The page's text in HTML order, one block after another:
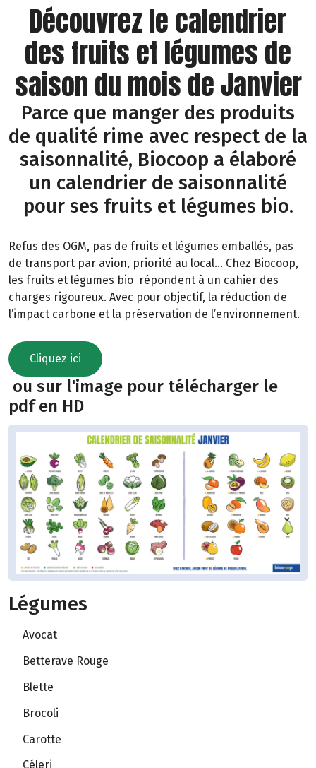
Découvrez le calendrier
des fruits et légumes de
saison du mois de Janvier
Parce que manger des produits
de qualité rime avec respect de la
saisonnalité, Biocoop a élaboré
un calendrier de saisonnalité
pour ses fruits et légumes bio.
Refus des OGM, pas de fruits et légumes emballés, pas
de transport par avion, priorité au local… Chez Biocoop,
les fruits et légumes bio répondent à un cahier des
charges rigoureux. Avec pour objectif, la réduction de
l’impact carbone et la préservation de l’environnement.
Cliquez ici
ou sur l'image pour télécharger le
pdf en HD
Légumes
Avocat
Betterave Rouge
Blette
Brocoli
Carotte
Céleri